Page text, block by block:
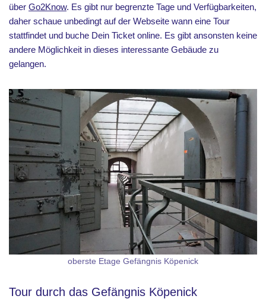
über Go2Know. Es gibt nur begrenzte Tage und Verfügbarkeiten,
daher schaue unbedingt auf der Webseite wann eine Tour
stattfindet und buche Dein Ticket online. Es gibt ansonsten keine
andere Möglichkeit in dieses interessante Gebäude zu
gelangen.
oberste Etage Gefängnis Köpenick
Tour durch das Gefängnis Köpenick